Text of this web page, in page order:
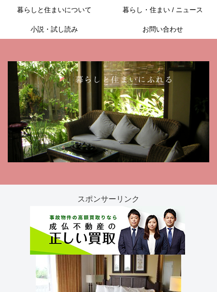
暮らしと住まいについて 暮らし・住まい / ニュース
小説・試し読み お問い合わせ
スポンサーリンク